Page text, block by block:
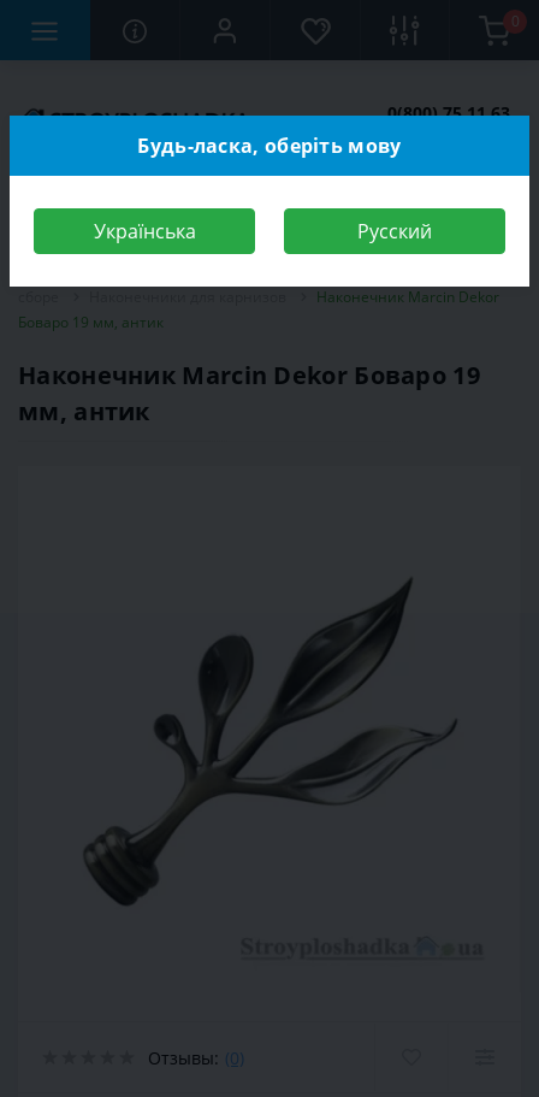
0
0(800) 75 11 63
Наконечник Marcin Dekor
Боваро 19 мм, антик
Наконечник Marcin Dekor Боваро 19
мм, антик
Отзывы: (0)
Будь-ласка, оберіть мову
Українська Русский